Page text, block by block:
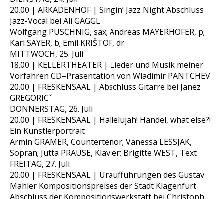
20.00 | ARKADENHOF | Singin’ Jazz Night Abschluss
Jazz-Vocal bei Ali GAGGL
Wolfgang PUSCHNIG, sax; Andreas MAYERHOFER, p;
Karl SAYER, b; Emil KRIŠTOF, dr
MITTWOCH, 25. Juli
18.00 | KELLERTHEATER | Lieder und Musik meiner
Vorfahren CD–Präsentation von Wladimir PANTCHEV
20.00 | FRESKENSAAL | Abschluss Gitarre bei Janez
GREGORICˇ
DONNERSTAG, 26. Juli
20.00 | FRESKENSAAL | Hallelujah! Händel, what else?!
Ein Künstlerportrait
Armin GRAMER, Countertenor; Vanessa LESSJAK,
Sopran; Jutta PRAUSE, Klavier; Brigitte WEST, Text
FREITAG, 27. Juli
20.00 | FRESKENSAAL | Uraufführungen des Gustav
Mahler Kompositionspreises der Stadt Klagenfurt
Abschluss der Kompositionswerkstatt bei Christoph